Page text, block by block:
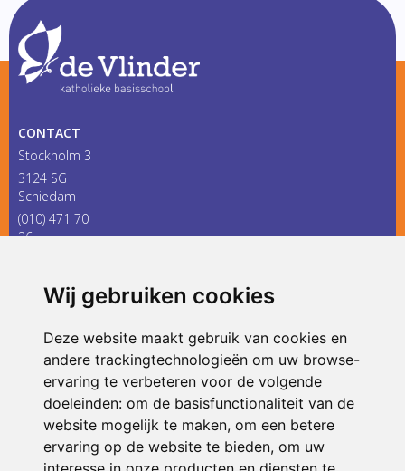
Wij gebruiken cookies
Deze website maakt gebruik van cookies en
andere trackingtechnologieën om uw browse-
ervaring te verbeteren voor de volgende
doeleinden: om de basisfunctionaliteit van de
website mogelijk te maken, om een betere
ervaring op de website te bieden, om uw
CONTACT
Stockholm 3
3124 SG
Schiedam
(010) 471 70
36
ONDERDEEL VAN